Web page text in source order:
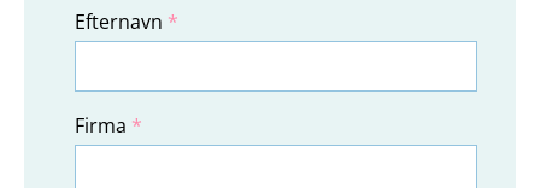
Efternavn *
Firma *